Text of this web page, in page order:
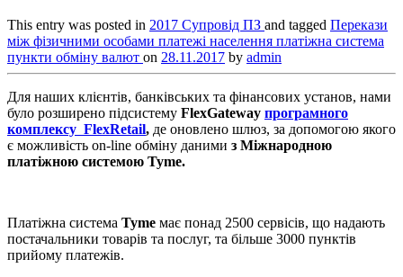
This entry was posted in 2017 Супровід ПЗ and tagged Перекази
між фізичними особами платежі населення платіжна система
пункти обміну валют on 28.11.2017 by admin
Для наших клієнтів, банківських та фінансових установ, нами
було розширено підсистему FlexGateway програмного
комплексу FlexRetail, де оновлено шлюз, за допомогою якого
є можливість on-line обміну даними з Міжнародною
платіжною системою Tyme.
Платіжна система Tyme має понад 2500 сервісів, що надають
постачальники товарів та послуг, та більше 3000 пунктів
прийому платежів.